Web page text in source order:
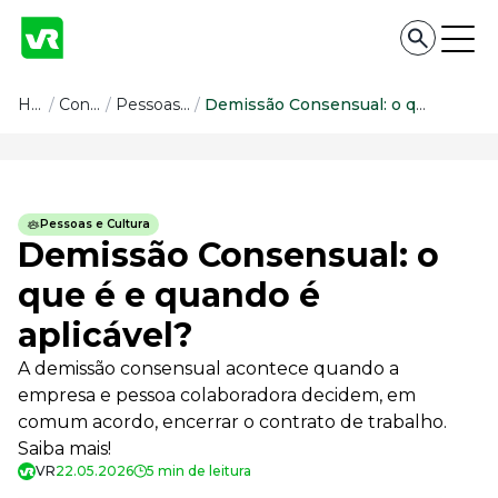
Conteúdo
Todas as categorias
Confira nossos conteúdos
Empreendedorismo
Impulsione o seu negócio
Legislação
Fique por dentro da lei
Pessoas e Cultura
Aprimore a cultura organizacional
Educação Financeira
Saiba como gerenciar o seu dinheiro
Home / Conteúdo / Pessoas e Cultura / Demissão Consensual: o que é e quando é aplicável?
Pessoas e Cultura
Demissão Consensual: o
que é e quando é
aplicável?
A demissão consensual acontece quando a
empresa e pessoa colaboradora decidem, em
comum acordo, encerrar o contrato de trabalho.
Saiba mais!
VR22.05.2026 5 min de leitura